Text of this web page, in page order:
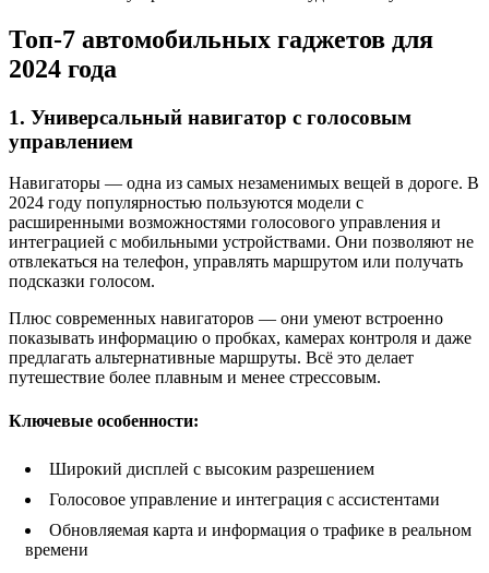
Топ-7 автомобильных гаджетов для
2024 года
1. Универсальный навигатор с голосовым
управлением
Навигаторы — одна из самых незаменимых вещей в дороге. В
2024 году популярностью пользуются модели с
расширенными возможностями голосового управления и
интеграцией с мобильными устройствами. Они позволяют не
отвлекаться на телефон, управлять маршрутом или получать
подсказки голосом.
Плюс современных навигаторов — они умеют встроенно
показывать информацию о пробках, камерах контроля и даже
предлагать альтернативные маршруты. Всё это делает
путешествие более плавным и менее стрессовым.
Ключевые особенности:
Широкий дисплей с высоким разрешением
Голосовое управление и интеграция с ассистентами
Обновляемая карта и информация о трафике в реальном
времени